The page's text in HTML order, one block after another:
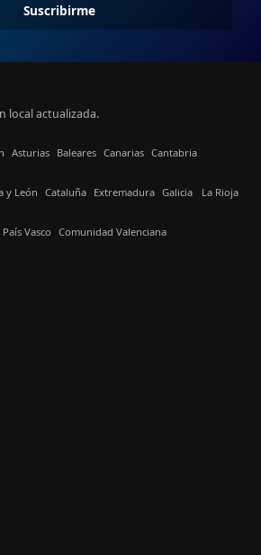
Suscribirme
local actualizada.
Asturias Baleares Canarias Cantabria
y León Cataluña Extremadura Galicia La Rioja
País Vasco Comunidad Valenciana